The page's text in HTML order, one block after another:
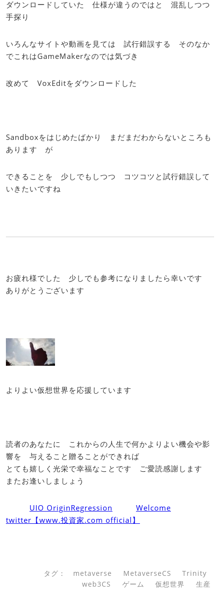
ダウンロードしていた 仕様が違うのではと 混乱しつつ
手探り
いろんなサイトや動画を見ては 試行錯誤する そのなか
でこれはGameMakerなのでは気づき
改めて VoxEditをダウンロードした
Sandboxをはじめたばかり まだまだわからないところも
あります が
できることを 少しでもしつつ コツコツと試行錯誤して
いきたいですね
お疲れ様でした 少しでも参考になりましたら幸いです
ありがとうございます
よりよい仮想世界を応援しています
読者のあなたに これからの人生で何かよりよい機会や影
響を 与えること贈ることができれば
とても嬉しく光栄で幸福なことです ご愛読感謝します
またお逢いしましょう
UIO OriginRegression
Welcome
twitter【www.投資家.com official】
タグ： metaverse MetaverseCS
Trinity
web3CS
ゲーム 仮想世界 生産